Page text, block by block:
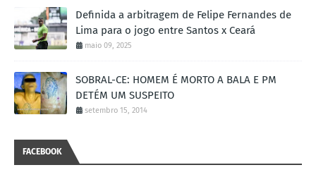
Definida a arbitragem de Felipe Fernandes de
Lima para o jogo entre Santos x Ceará
maio 09, 2025
SOBRAL-CE: HOMEM É MORTO A BALA E PM
DETÉM UM SUSPEITO
setembro 15, 2014
FACEBOOK